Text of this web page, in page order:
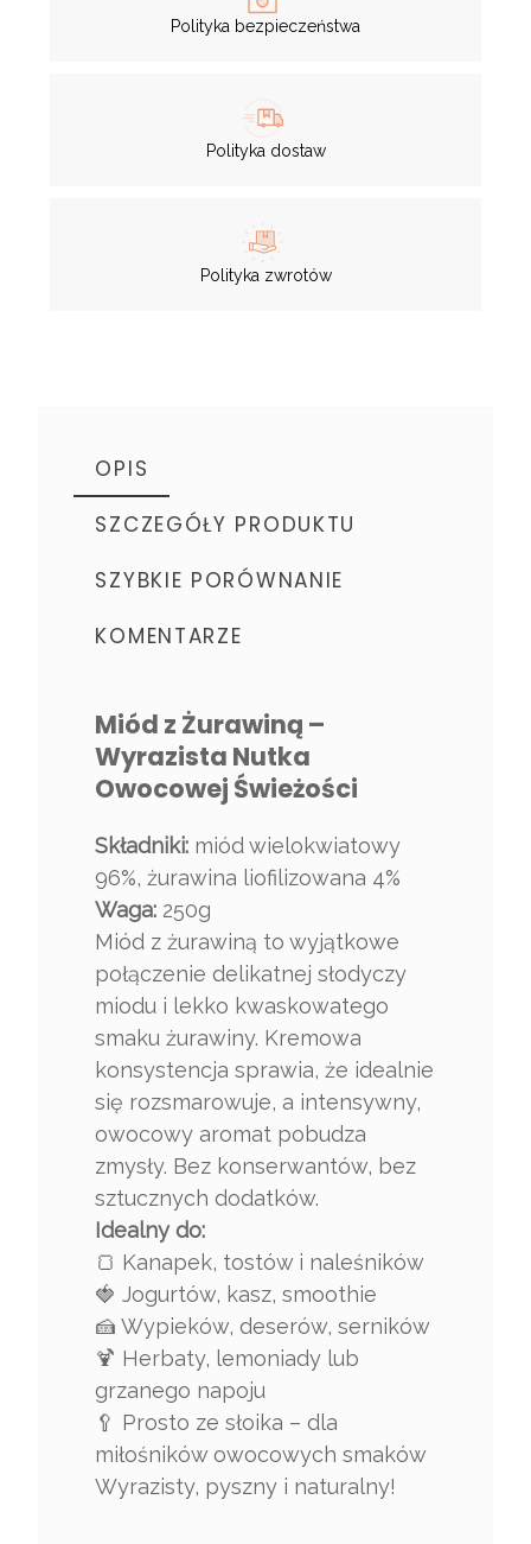
Polityka bezpieczeństwa
Polityka dostaw
Polityka zwrotów
OPIS
SZCZEGÓŁY PRODUKTU
SZYBKIE PORÓWNANIE
KOMENTARZE
Miód z Żurawiną –
Wyrazista Nutka
Owocowej Świeżości
Składniki: miód wielokwiatowy
96%, żurawina liofilizowana 4%
Waga: 250g
Miód z żurawiną to wyjątkowe
połączenie delikatnej słodyczy
miodu i lekko kwaskowatego
smaku żurawiny. Kremowa
konsystencja sprawia, że idealnie
się rozsmarowuje, a intensywny,
owocowy aromat pobudza
zmysły. Bez konserwantów, bez
sztucznych dodatków.
Idealny do:
🍞 Kanapek, tostów i naleśników
🍓 Jogurtów, kasz, smoothie
🍰 Wypieków, deserów, serników
🍹 Herbaty, lemoniady lub
grzanego napoju
🥄 Prosto ze słoika – dla
miłośników owocowych smaków
Wyrazisty, pyszny i naturalny!